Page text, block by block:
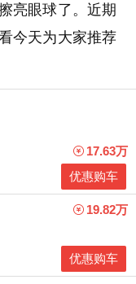
亮眼球了。近期
今天为大家推荐
17.63万
优惠购车
19.82万
优惠购车